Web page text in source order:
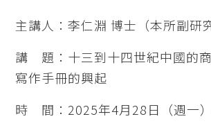
主講人：李仁淵 博士（本所副研
講 題：十三到十四世紀中國的
寫作手冊的興起
時 間：2025年4月28日（週一